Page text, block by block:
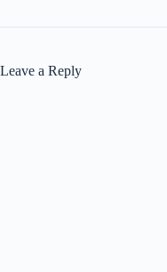
Leave a Reply